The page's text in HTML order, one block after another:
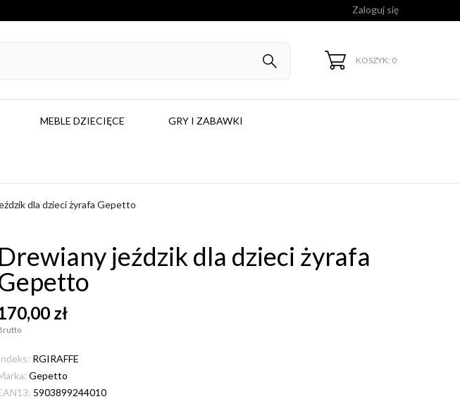
Zaloguj się
KOSZYK: 0
MEBLE DZIECIĘCE GRY I ZABAWKI
dla dzieci żyrafa Gepetto
Drewiany jeździk dla dzieci żyrafa
zł
RGIRAFFE
Gepetto
5903899244010